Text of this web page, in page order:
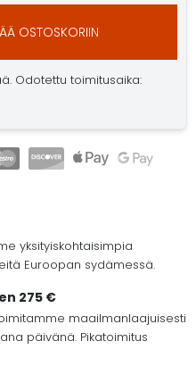
OSTOSKORIIN
Odotettu toimitusaika:
yksityiskohtaisimpia
Euroopan sydämessä.
275 €
maailmanlaajuisesti
päivänä. Pikatoimitus